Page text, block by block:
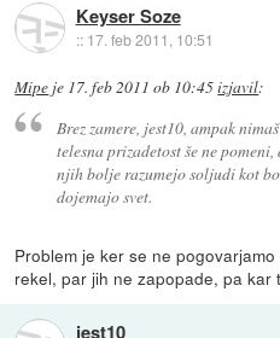
Keyser Soze
:: 17. feb 2011, 10:51
Mipe je 17. feb 2011 ob 10:45izjavil:
Brez zamere, jest10, ampak
telesna prizadetost še ne
njih bolje razumejo soljudi kot
dojemajo svet.
Problem je ker se ne
rekel, par jih ne zapopade, pa kar
jest10